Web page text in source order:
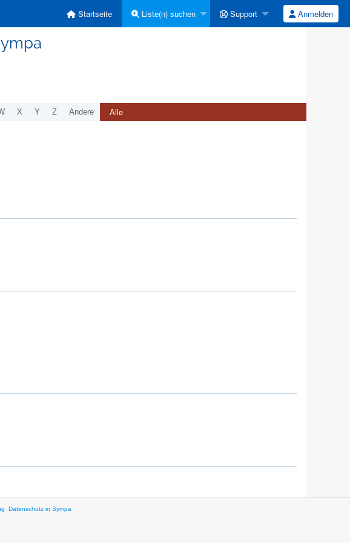
Startseite Liste(n) suchen Support Anmelden
X Y Z Andere Alle
Datenschutz in Sympa